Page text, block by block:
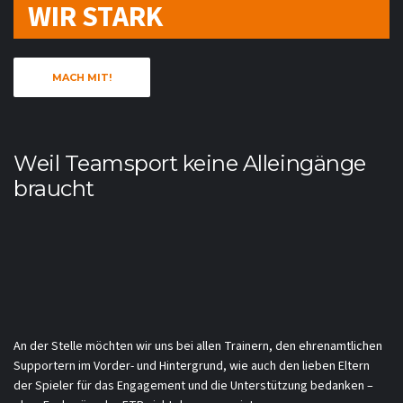
WIR STARK
MACH MIT!
Weil Teamsport keine Alleingänge
braucht
An der Stelle möchten wir uns bei allen Trainern, den ehrenamtlichen
Supportern im Vorder- und Hintergrund, wie auch den lieben Eltern
der Spieler für das Engagement und die Unterstützung bedanken –